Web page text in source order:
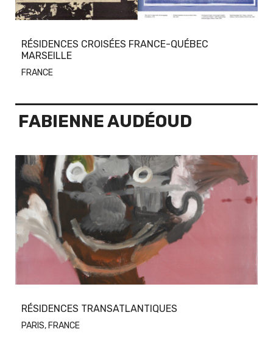
RÉSIDENCES CROISÉES FRANCE-QUÉBEC
MARSEILLE
FRANCE
FABIENNE AUDÉOUD
RÉSIDENCES TRANSATLANTIQUES
PARIS, FRANCE